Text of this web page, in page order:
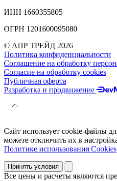
ИНН 1660355805
ОГРН 1201600095080
© АПР ТРЕЙД 2026
Политика конфиденциальности
Соглашение на обработку
Согласие на обработку cookies
Публичная оферта
Разработка и продвижение
Сайт использует cookie-файлы
можете отключить их в
Политике использования Cookies
Принять условия
Все цены и расчеты являются